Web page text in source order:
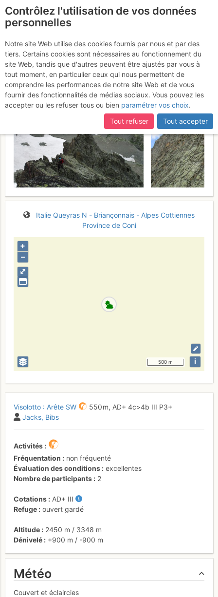
certaines pages ne sont plus accessibles, manquantes ou
incomplètes, déconnectez-vous puis reconnectez-vous à votre
compte sur le site.
Visolotto : Arête SW
Mercredi 12 juillet 2017
Italie Queyras N - Briançonnais - Alpes Cottiennes
Province de Coni
⤢
+
–
500 m i
Visolotto : Arête SW 550 m, AD+ 4c>4b III P3+
Jacks Bibs
Activités
Fréquentation
non fréquenté
Évaluation des conditions
excellentes
Nombre de participants
2
Cotations AD+ III
Refuge
ouvert gardé
Altitude 2450 m / 3348 m
Dénivelé
+900 m / -900 m
Météo
Couvert et éclaircies
Contrôlez l'utilisation de vos données
personnelles
Notre site Web utilise des cookies fournis par nous et par des
tiers. Certains cookies sont nécessaires au fonctionnement du
site Web, tandis que d'autres peuvent être ajustés par vous à
tout moment, en particulier ceux qui nous permettent de
comprendre les performances de notre site Web et de vous
fournir des fonctionnalités de médias sociaux. Vous pouvez les
accepter ou les refuser tous ou bien paramétrer vos choix.
Tout refuser
Tout accepter